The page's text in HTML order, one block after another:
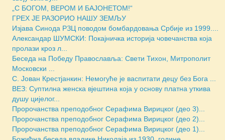
„С БОГОМ, ВЕРОМ И БАЈОНЕТОМ!“
ГРЕХ ЈЕ РАЗОРИО НАШУ ЗЕМЉУ
Изјава Синода РЗЦ поводом бомбардовања Србије из 1999....
Александар ШУМСКИ: Покајничка историја човечанства која
пролази кроз л...
Беседа на Победу Православља: Свети Тихон, Митрополит
Московски ...
С. Јован Крестјанкин: Немогуће је васпитати децу без Бога ...
ВЕЗ: Суптилна женска вјештина која у основу платна уткива
душу цијелог...
Пророчанства преподобног Серафима Вирицког (део 3)...
Пророчанства преподобног Серафима Вирицког (део 2)...
Пророчанства преподобног Серафима Вирицког (део 1)...